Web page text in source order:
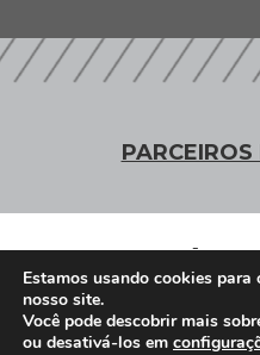
Estamos usando cookies para
nosso site.
Você pode descobrir mais
ou desativá-los em